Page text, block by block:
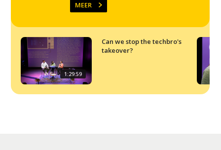
MEER
1:29:59
Can we stop the techbro's
takeover?